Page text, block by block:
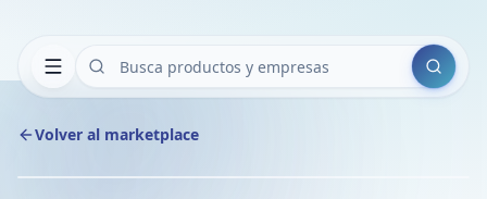
Buscar
Volver al marketplace